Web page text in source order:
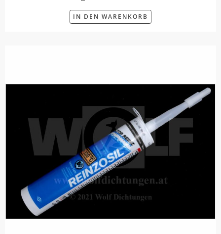
IN DEN WARENKORB